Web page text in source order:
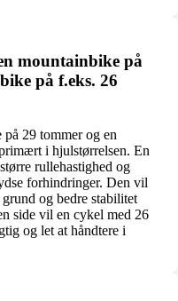
mountainbike på
på f.eks. 26
29 tommer og en
i hjulstørrelsen. En
rullehastighed og
forhindringer. Den vil
og bedre stabilitet
side vil en cykel med 26
og let at håndtere i